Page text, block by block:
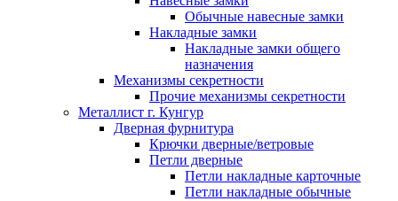
Обычные навесные замки
Накладные замки
Накладные замки общего
назначения
Механизмы секретности
Прочие механизмы секретности
Металлист г. Кунгур
Дверная фурнитура
Крючки дверные/ветровые
Петли дверные
Петли накладные карточные
Петли накладные обычные